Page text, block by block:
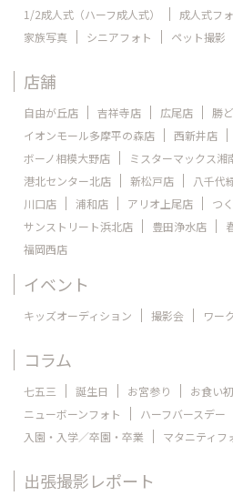
1/2成人式（ハーフ成人式）
成人式フ
家族写真
シニアフォト ペット撮影
店舗
自由が丘店 吉祥寺店 広尾店
勝
イオンモール多摩平の森店
西新井店
ボーノ相模大野店
ミスターマックス湘
港北センター北店
新松戸店 八千代
川口店
浦和店 アリオ上尾店
つ
サンストリート浜北店
豊田浄水店
福岡西店
イベント
キッズオーディション 撮影会 ワー
コラム
七五三 誕生日 お宮参り
お食い
ニューボーンフォト
ハーフバースデー
入園・入学／卒園・卒業
マタニティフ
出張撮影レポート